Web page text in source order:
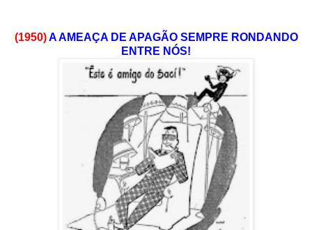
(1950)A AMEAÇA DE APAGÃO SEMPRE RONDANDO
ENTRE NÓS!